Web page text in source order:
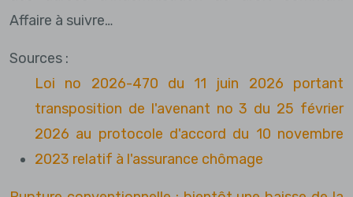
Affaire à suivre…
Sources :
Loi no 2026-470 du 11 juin 2026 portant
transposition de l'avenant no 3 du 25 février
2026 au protocole d'accord du 10 novembre
2023 relatif à l'assurance chômage